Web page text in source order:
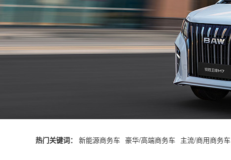
热门关键词： 新能源商务车 豪华/高端商务车 主流/商用商务车